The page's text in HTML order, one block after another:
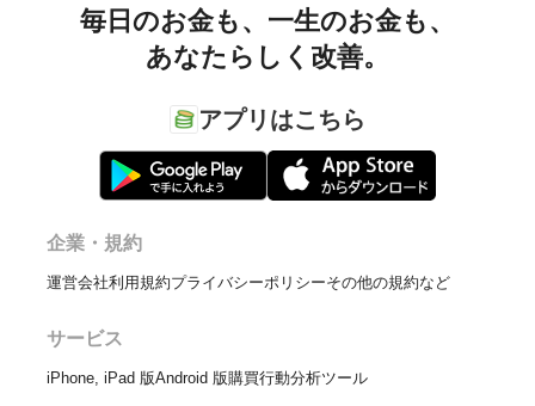
毎日のお金も、 一生のお金も、
あなたらしく改善。
アプリはこちら
企業・規約
運営会社利用規約プライバシーポリシーその他の規約など
サービス
iPhone, iPad 版Android 版購買行動分析ツール